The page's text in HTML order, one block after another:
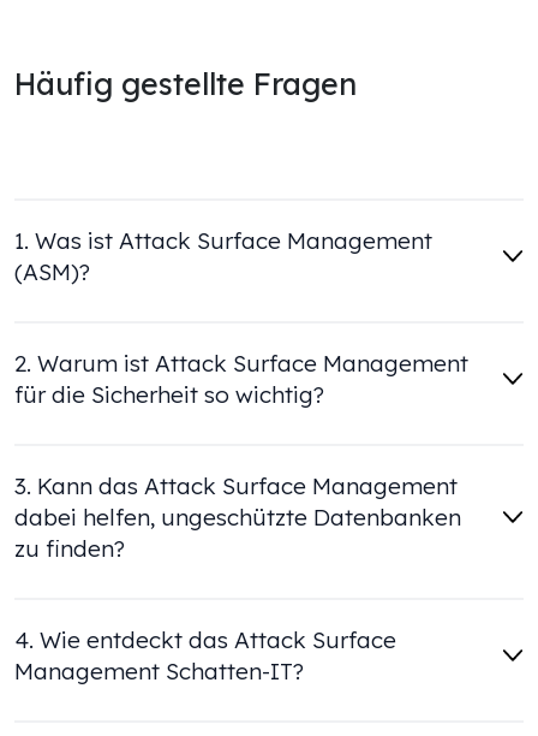
Häufig gestellte Fragen
1. Was ist Attack Surface Management
(ASM)?
2. Warum ist Attack Surface Management
für die Sicherheit so wichtig?
3. Kann das Attack Surface Management
dabei helfen, ungeschützte Datenbanken
zu finden?
4. Wie entdeckt das Attack Surface
Management Schatten-IT?